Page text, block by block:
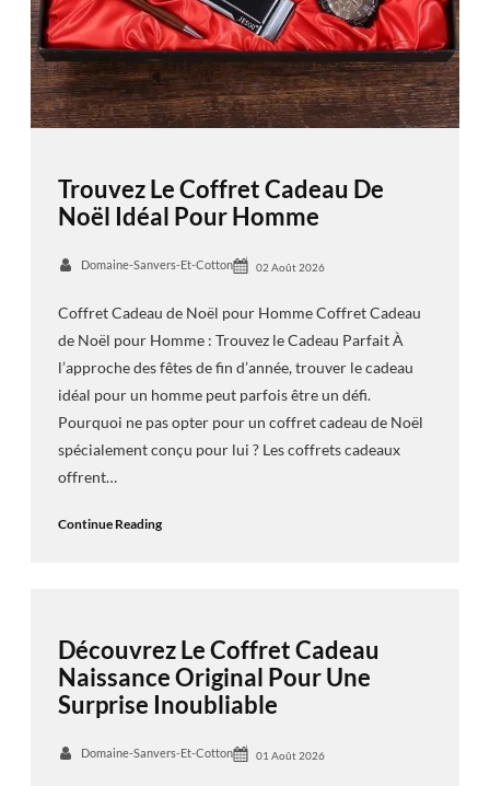
Trouvez Le Coffret Cadeau De
Noël Idéal Pour Homme
Domaine-Sanvers-Et-Cotton 02 Août 2026
Coffret Cadeau de Noël pour Homme Coffret Cadeau
de Noël pour Homme : Trouvez le Cadeau Parfait À
l’approche des fêtes de fin d’année, trouver le cadeau
idéal pour un homme peut parfois être un défi.
Pourquoi ne pas opter pour un coffret cadeau de Noël
spécialement conçu pour lui ? Les coffrets cadeaux
offrent…
Continue Reading
Découvrez Le Coffret Cadeau
Naissance Original Pour Une
Surprise Inoubliable
Domaine-Sanvers-Et-Cotton 01 Août 2026